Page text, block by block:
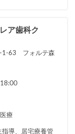
ア歯科ク
1-63 フォルテ森
療
導、居宅療養管